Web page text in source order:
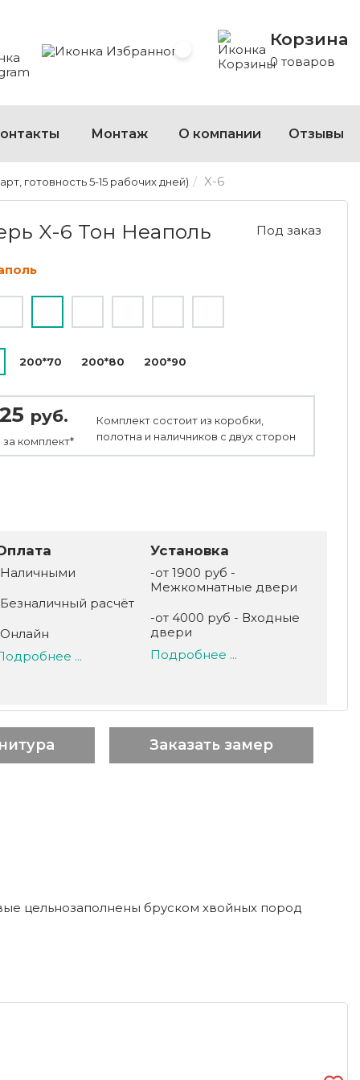
на Viberна Telegram Избранное Корзина
0 товаров
Монтаж О компании Отзывы
готовность 5-15 рабочих дней) X-6
X-6 Тон Неаполь Под заказ
200*70 200*80 200*90
руб.
комплект*
Комплект состоит из коробки,
полотна и наличников с двух сторон
расчёт
...
Установка
-от 1900 руб -
Межкомнатные двери
-от 4000 руб - Входные
двери
Подробнее ...
Заказать замер
цельнозаполнены бруском хвойных пород